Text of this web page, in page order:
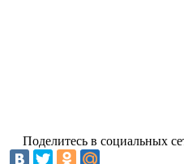
Поделитесь в социальных